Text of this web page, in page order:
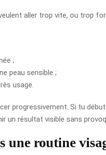
aller trop vite, ou trop
;
peau sensible ;
usage.
progressivement. Si tu
un résultat visible sans
une routine